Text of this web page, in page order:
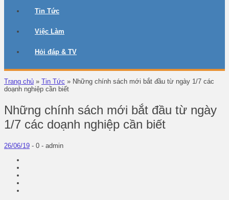
Tin Tức
Việc Làm
Hỏi đáp & TV
Trang chủ » Tin Tức » Những chính sách mới bắt đầu từ ngày 1/7 các
doạnh nghiệp cần biết
Những chính sách mới bắt đầu từ ngày
1/7 các doạnh nghiệp cần biết
26/06/19 - 0 - admin